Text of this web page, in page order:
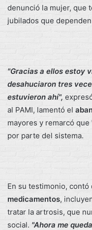
denunció la mujer, que
jubilados que
"Gracias a ellos estoy
desahuciaron tres
estuvieron ahí",
al PAMI, lamentó el
mayores y remarcó que
por parte del sistema.
En su testimonio, contó
medicamentos,
tratar la artrosis, que
social. "Ahora me